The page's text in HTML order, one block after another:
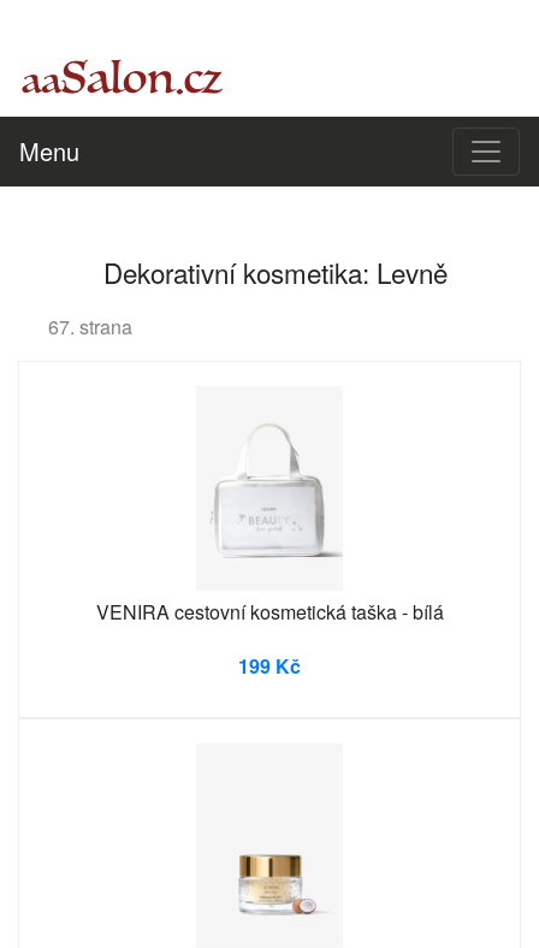
Menu
Dekorativní kosmetika: Levně
67. strana
VENIRA cestovní kosmetická taška - bílá
199 Kč